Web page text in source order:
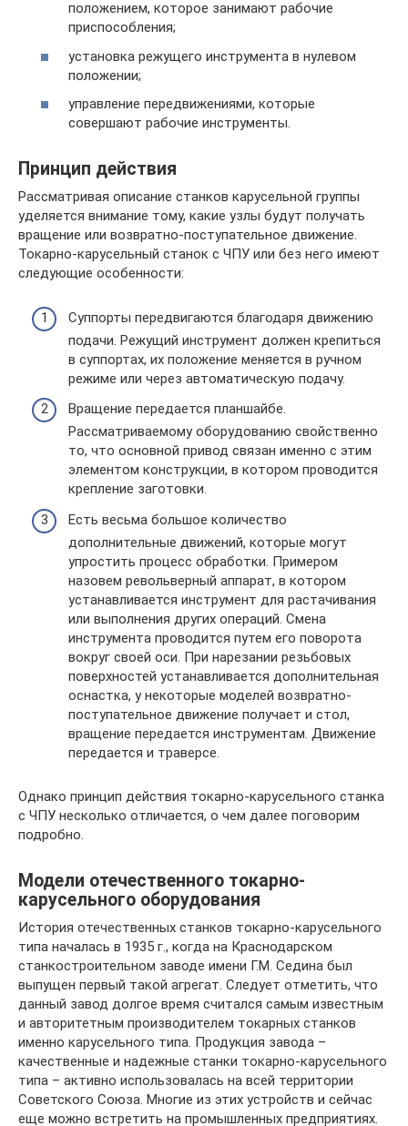
положением, которое занимают рабочие
приспособления;
установка режущего инструмента в нулевом
положении;
управление передвижениями, которые
совершают рабочие инструменты.
Принцип действия
Рассматривая описание станков карусельной группы
уделяется внимание тому, какие узлы будут получать
вращение или возвратно-поступательное движение.
Токарно-карусельный станок с ЧПУ или без него имеют
следующие особенности:
Суппорты передвигаются благодаря движению
подачи. Режущий инструмент должен крепиться
в суппортах, их положение меняется в ручном
режиме или через автоматическую подачу.
Вращение передается планшайбе.
Рассматриваемому оборудованию свойственно
то, что основной привод связан именно с этим
элементом конструкции, в котором проводится
крепление заготовки.
Есть весьма большое количество
дополнительные движений, которые могут
упростить процесс обработки. Примером
назовем револьверный аппарат, в котором
устанавливается инструмент для растачивания
или выполнения других операций. Смена
инструмента проводится путем его поворота
вокруг своей оси. При нарезании резьбовых
поверхностей устанавливается дополнительная
оснастка, у некоторые моделей возвратно-
поступательное движение получает и стол,
вращение передается инструментам. Движение
передается и траверсе.
Однако принцип действия токарно-карусельного станка
с ЧПУ несколько отличается, о чем далее поговорим
подробно.
Модели отечественного токарно-
карусельного оборудования
История отечественных станков токарно-карусельного
типа началась в 1935 г., когда на Краснодарском
станкостроительном заводе имени Г.М. Седина был
выпущен первый такой агрегат. Следует отметить, что
данный завод долгое время считался самым известным
и авторитетным производителем токарных станков
именно карусельного типа. Продукция завода –
качественные и надежные станки токарно-карусельного
типа – активно использовалась на всей территории
Советского Союза. Многие из этих устройств и сейчас
еще можно встретить на промышленных предприятиях.